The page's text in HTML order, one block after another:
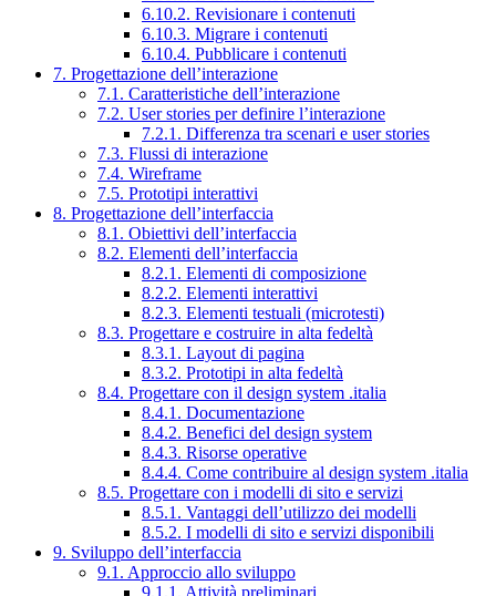
6.10.2. Revisionare i contenuti
6.10.3. Migrare i contenuti
6.10.4. Pubblicare i contenuti
7. Progettazione dell’interazione
7.1. Caratteristiche dell’interazione
7.2. User stories per definire l’interazione
7.2.1. Differenza tra scenari e user stories
7.3. Flussi di interazione
7.4. Wireframe
7.5. Prototipi interattivi
8. Progettazione dell’interfaccia
8.1. Obiettivi dell’interfaccia
8.2. Elementi dell’interfaccia
8.2.1. Elementi di composizione
8.2.2. Elementi interattivi
8.2.3. Elementi testuali (microtesti)
8.3. Progettare e costruire in alta fedeltà
8.3.1. Layout di pagina
8.3.2. Prototipi in alta fedeltà
8.4. Progettare con il design system .italia
8.4.1. Documentazione
8.4.2. Benefici del design system
8.4.3. Risorse operative
8.4.4. Come contribuire al design system .italia
8.5. Progettare con i modelli di sito e servizi
8.5.1. Vantaggi dell’utilizzo dei modelli
8.5.2. I modelli di sito e servizi disponibili
9. Sviluppo dell’interfaccia
9.1. Approccio allo sviluppo
9.1.1. Attività preliminari